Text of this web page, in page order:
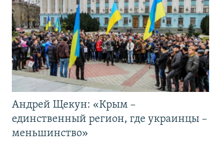
Андрей Щекун: «Крым –
единственный регион, где украинцы –
меньшинство»